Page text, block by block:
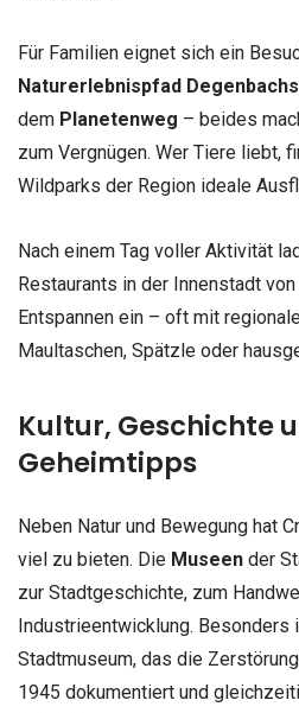
Für Familien eignet sich ein
Naturerlebnispfad
dem Planetenweg – beides
zum Vergnügen. Wer Tiere liebt,
Wildparks der Region ideale
Nach einem Tag voller Aktivität
Restaurants in der Innenstadt von
Entspannen ein – oft mit
Maultaschen, Spätzle oder
Kultur, Geschichte
Geheimtipps
Neben Natur und Bewegung hat
viel zu bieten. Die Museen der
zur Stadtgeschichte, zum
Industrieentwicklung.
Stadtmuseum, das die
1945 dokumentiert und